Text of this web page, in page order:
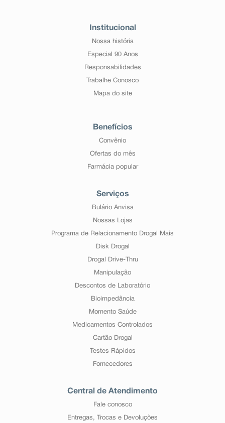
Institucional
Nossa história
Especial 90 Anos
Responsabilidades
Trabalhe Conosco
Mapa do site
Benefícios
Convênio
Ofertas do mês
Farmácia popular
Serviços
Bulário Anvisa
Nossas Lojas
Programa de Relacionamento Drogal Mais
Disk Drogal
Drogal Drive-Thru
Manipulação
Descontos de Laboratório
Bioimpedância
Momento Saúde
Medicamentos Controlados
Cartão Drogal
Testes Rápidos
Fornecedores
Central de Atendimento
Fale conosco
Entregas, Trocas e Devoluções